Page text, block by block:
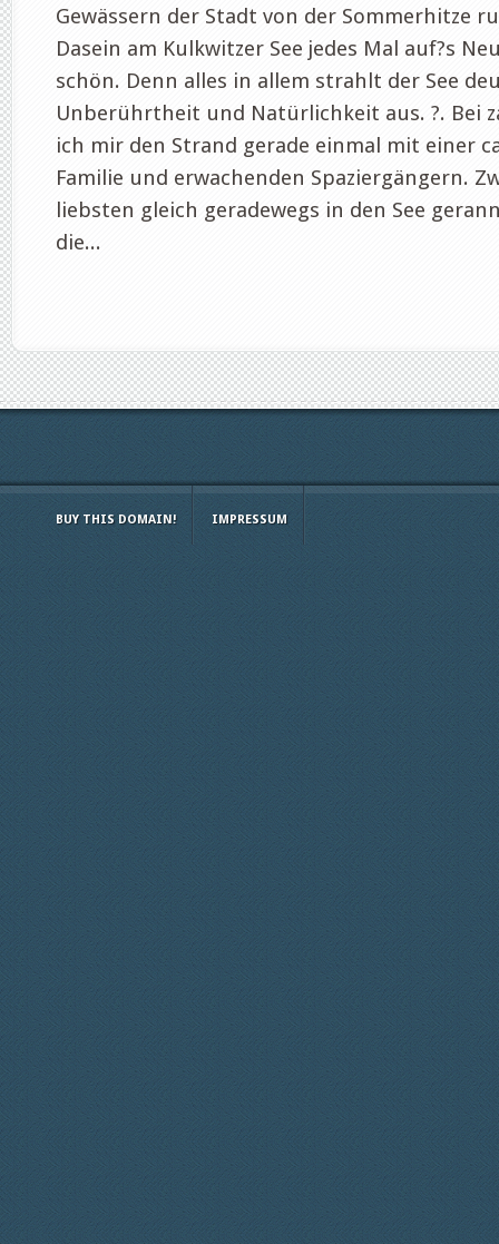
Gewässern der Stadt von der Sommerhitze
Dasein am Kulkwitzer See jedes Mal auf?s
schön. Denn alles in allem strahlt der See
Unberührtheit und Natürlichkeit aus. ?. Bei
ich mir den Strand gerade einmal mit einer
Familie und erwachenden Spaziergängern.
liebsten gleich geradewegs in den See
die...
BUY THIS DOMAIN! IMPRESSUM